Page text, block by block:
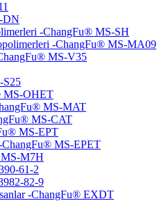
DN
-ChangFu® MS-SH
-ChangFu® MS-MA09
MS-V35
S25
MS-OHET
MS-MAT
MS-CAT
MS-EPT
-ChangFu® MS-EPET
M7H
61-2
82-9
-ChangFu® EXDT